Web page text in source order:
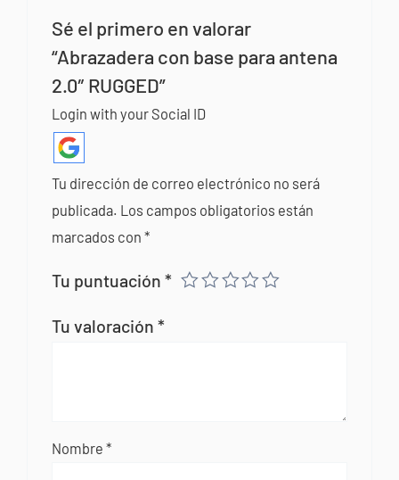
Sé el primero en valorar
“Abrazadera con base para antena
2.0″ RUGGED”
Login with your Social ID
Tu dirección de correo electrónico no será
publicada. Los campos obligatorios están
marcados con*
Tu puntuación*
Tu valoración*
Nombre*